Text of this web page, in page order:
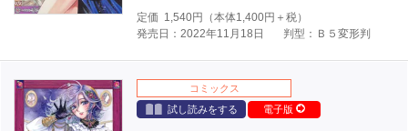
定価 1,540円（本体1,400円＋税）
発売日：2022年11月18日
判型：Ｂ５変形判
コミックス
試し読みをする
電子版